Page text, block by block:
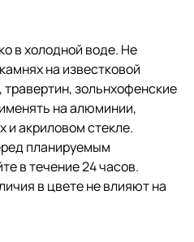
в холодной воде. Не
на известковой
зольнхофенские
на алюминии,
и акриловом стекле.
планируемым
в течение 24 часов.
в цвете не влияют на